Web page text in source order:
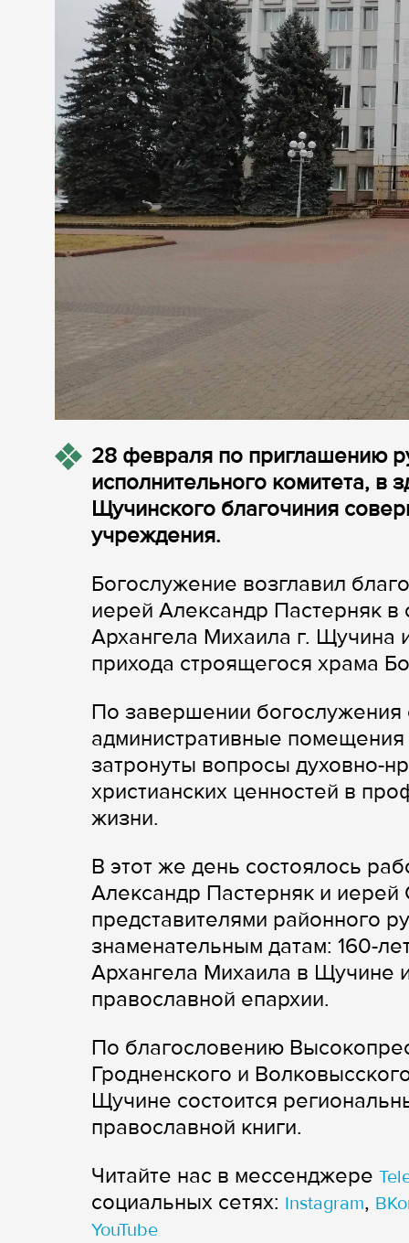
28 февраля по приглашению
исполнительного комитета, в
Щучинского благочиния
учреждения.
Богослужение возглавил
иерей Александр Пастерняк
Архангела Михаила г. Щучина
прихода строящегося храма
По завершении
административные
затронуты вопросы духовно-
христианских ценностей в
жизни.
В этот же день состоялось
Александр Пастерняк и
представителями районного
знаменательным датам: 160-
Архангела Михаила в Щучине
православной епархии.
По благословению
Гродненского и
Щучине состоится
православной книги.
Читайте нас в мессенджере
cоциальных сетях: Instagram,
YouTube